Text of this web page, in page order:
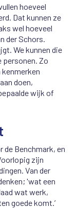
hoeveel
Dat kunnen ze
wel hoeveel
der Schors.
We kunnen die
personen. Zo
kenmerken
doen,
wijk of
de Benchmark, en
zijn
Van der
'wat een
wat werk,
goede komt.’